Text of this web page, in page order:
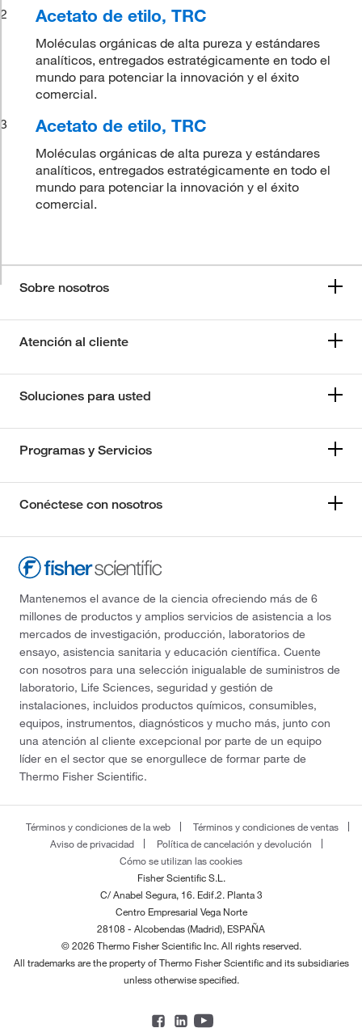
2
Acetato de etilo, TRC
Moléculas orgánicas de alta pureza y estándares
analíticos, entregados estratégicamente en todo el
mundo para potenciar la innovación y el éxito
comercial.
3
Acetato de etilo, TRC
Moléculas orgánicas de alta pureza y estándares
analíticos, entregados estratégicamente en todo el
mundo para potenciar la innovación y el éxito
comercial.
Sobre nosotros
Atención al cliente
Soluciones para usted
Programas y Servicios
Conéctese con nosotros
Mantenemos el avance de la ciencia ofreciendo más de 6
millones de productos y amplios servicios de asistencia a los
mercados de investigación, producción, laboratorios de
ensayo, asistencia sanitaria y educación científica. Cuente
con nosotros para una selección inigualable de suministros de
laboratorio, Life Sciences, seguridad y gestión de
instalaciones, incluidos productos químicos, consumibles,
equipos, instrumentos, diagnósticos y mucho más, junto con
una atención al cliente excepcional por parte de un equipo
líder en el sector que se enorgullece de formar parte de
Thermo Fisher Scientific.
Términos y condiciones de la web
Términos y condiciones de ventas
Aviso de privacidad
Política de cancelación y devolución
Cómo se utilizan las cookies
Fisher Scientific S.L.
C/ Anabel Segura, 16. Edif.2. Planta 3
Centro Empresarial Vega Norte
28108 - Alcobendas (Madrid), ESPAÑA
© 2026 Thermo Fisher Scientific Inc. All rights reserved.
All trademarks are the property of Thermo Fisher Scientific and its subsidiaries
unless otherwise specified.